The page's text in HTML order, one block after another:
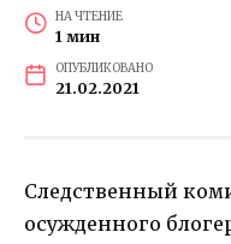
НА ЧТЕНИЕ
1 мин
ОПУБЛИКОВАНО
21.02.2021
Следственный
осужденного